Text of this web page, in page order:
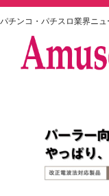
パチンコ・パチスロ業界ニ